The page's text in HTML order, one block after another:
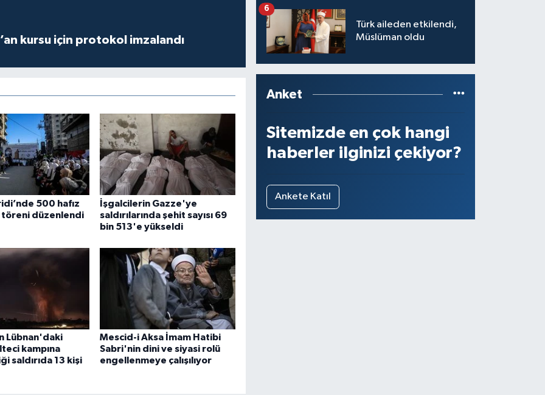
kursu için protokol imzalandı
500 hafız
töreni düzenlendi
İşgalcilerin Gazze'ye
saldırılarında şehit sayısı 69
bin 513'e yükseldi
Lübnan'daki
kampına
saldırıda 13 kişi
Mescid-i Aksa İmam Hatibi
Sabri'nin dini ve siyasi rolü
engellenmeye çalışılıyor
Türk aileden etkilendi,
Müslüman oldu
6
Anket
Sitemizde en çok hangi
haberler ilginizi çekiyor?
Ankete Katıl